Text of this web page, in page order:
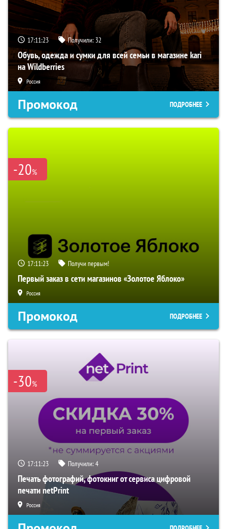
17:11:22 Получили: 32
Обувь, одежда и сумки для всей семьи в магазине kari
на Wildberries
Россия
Промокод ПОДРОБНЕЕ
-20%
17:11:22 Получи первым!
Первый заказ в сети магазинов «Золотое Яблоко»
Россия
Промокод ПОДРОБНЕЕ
-30%
17:11:22 Получили:4
Печать фотографий, фотокниг от сервиса цифровой
печати netPrint
Россия